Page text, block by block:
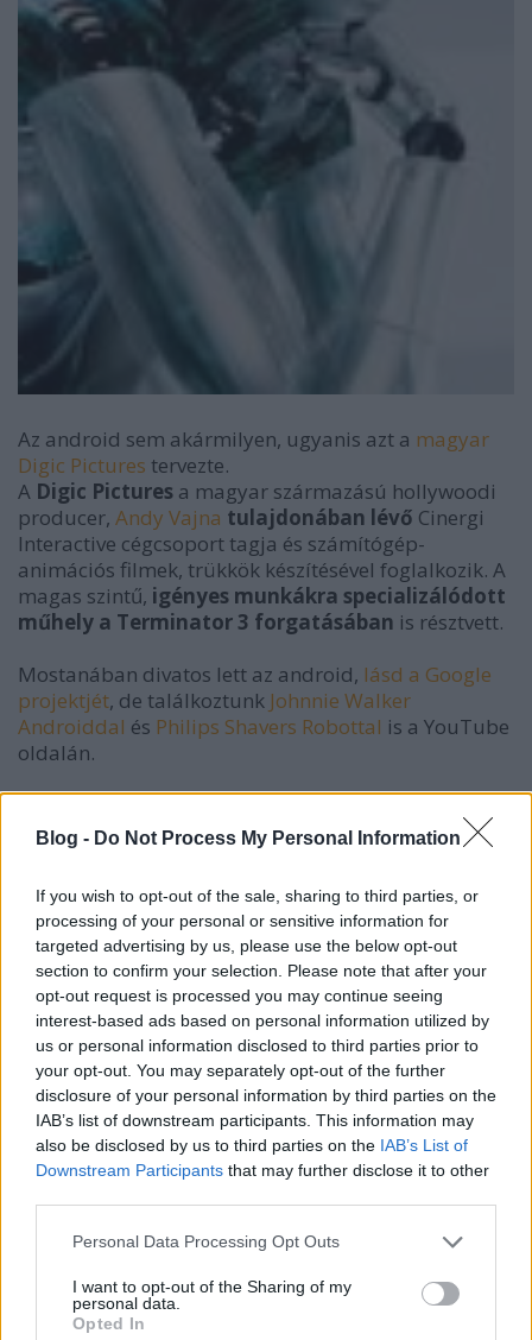
Blog - Do Not Process My Personal Information
If you wish to opt-out of the sale, sharing to third parties, or
processing of your personal or sensitive information for
targeted advertising by us, please use the below opt-out
section to confirm your selection. Please note that after your
opt-out request is processed you may continue seeing
interest-based ads based on personal information utilized by
us or personal information disclosed to third parties prior to
your opt-out. You may separately opt-out of the further
disclosure of your personal information by third parties on the
IAB’s list of downstream participants. This information may
also be disclosed by us to third parties on the IAB’s List of
Downstream Participants that may further disclose it to other
Please note that this website/app uses one or more Google
not limited to your visit or usage behaviour. You may click to
grant or deny consent to Google and its third-party tags to
use your data for below specified purposes in below Google
Personal Data Processing Opt Outs
I want to opt-out of the Sharing of my
personal data.
Opted In
Az android sem akármilyen, ugyanis azt a magyar
Digic Pictures tervezte.
A Digic Pictures a magyar származású hollywoodi
producer, Andy Vajna tulajdonában lévő Cinergi
Interactive cégcsoport tagja és számítógép-
animációs filmek, trükkök készítésével foglalkozik. A
magas szintű, igényes munkákra specializálódott
műhely a Terminator 3 forgatásában is résztvett.
Mostanában divatos lett az android, lásd a Google
projektjét, de találkoztunk Johnnie Walker
Androiddal és Philips Shavers Robottal is a YouTube
oldalán.